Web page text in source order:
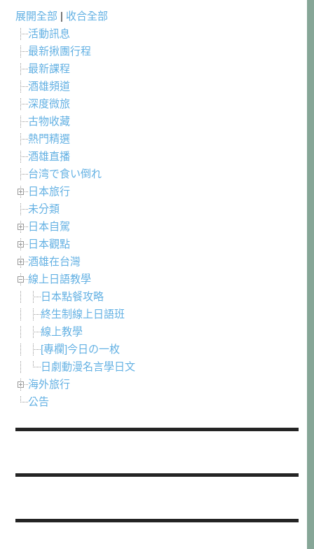
展開全部 | 收合全部
活動訊息
最新揪團行程
最新課程
酒雄頻道
深度微旅
古物收藏
熱門精選
酒雄直播
台湾で食い倒れ
日本旅行
未分類
日本自駕
日本觀點
酒雄在台灣
線上日語教學
日本點餐攻略
終生制線上日語班
線上教學
[專欄]今日の一枚
日劇動漫名言學日文
海外旅行
公告